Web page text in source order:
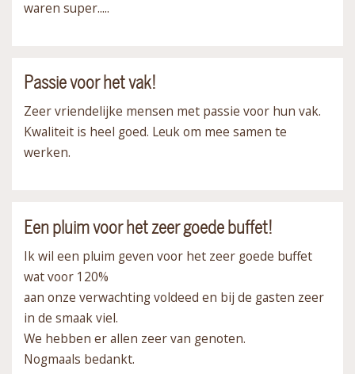
waren super.....
Passie voor het vak!
Zeer vriendelijke mensen met passie voor hun vak.
Kwaliteit is heel goed. Leuk om mee samen te
werken.
Een pluim voor het zeer goede buffet!
Ik wil een pluim geven voor het zeer goede buffet
wat voor 120%
aan onze verwachting voldeed en bij de gasten zeer
in de smaak viel.
We hebben er allen zeer van genoten.
Nogmaals bedankt.